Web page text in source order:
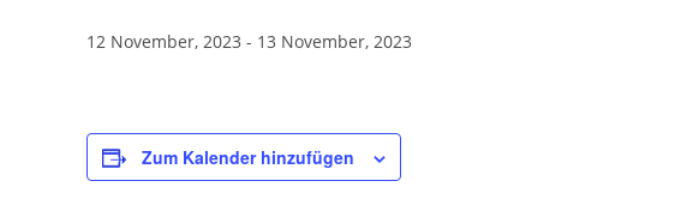
12 November, 2023 - 13 November, 2023
Zum Kalender hinzufügen